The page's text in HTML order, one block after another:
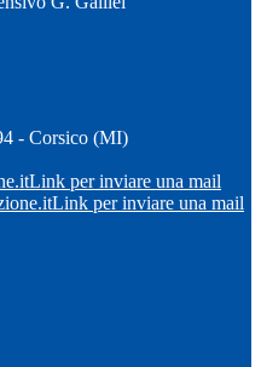
- Corsico (MI)
Link per inviare una mail
Link per inviare una mail